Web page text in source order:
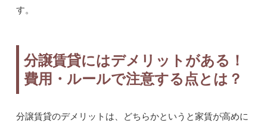
す。
分譲賃貸にはデメリットがある！
費用・ルールで注意する点とは？
分譲賃貸のデメリットは、どちらかというと家賃が高めに